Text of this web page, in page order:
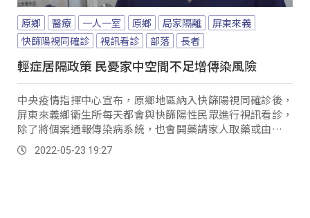
原鄉 醫療 一人一室 原鄉 局家隔離
屏東來義
快篩陽視同確診
視訊看診 部落 長者
輕症居隔政策 民憂家中空間不足增傳染風險
中央疫情指揮中心宣布，原鄉地區納入快篩陽視同確診後，
屏東來義鄉衛生所每天都會與快篩陽性民眾進行視訊看診，
除了將個案通報傳染病系統，也會開藥請家人取藥或由衛生
所同仁送藥，把握即時轉送或給藥時機。
2022-05-23 19:27